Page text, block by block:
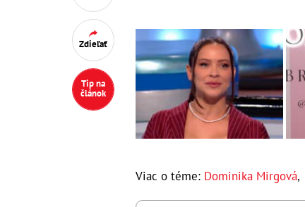
Zdieľať
Tip na
článok
Viac o téme: Dominika Mirgová,